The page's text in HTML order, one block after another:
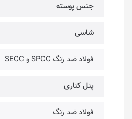
جنس پوسته
شاسی
فولاد ضد زنگ SPCC و SECC
پنل کناری
فولاد ضد زنگ